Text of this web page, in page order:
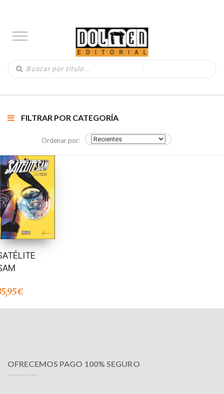
FILTRAR POR CATEGORÍA
Ordenar por:
€
OFRECEMOS PAGO 100% SEGURO